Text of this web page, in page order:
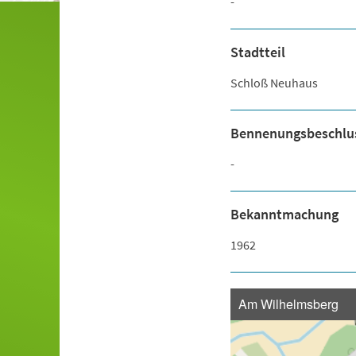
Stadtteil
Schloß Neuhaus
-
Bekanntmachung
1962
Am Wilhelmsberg